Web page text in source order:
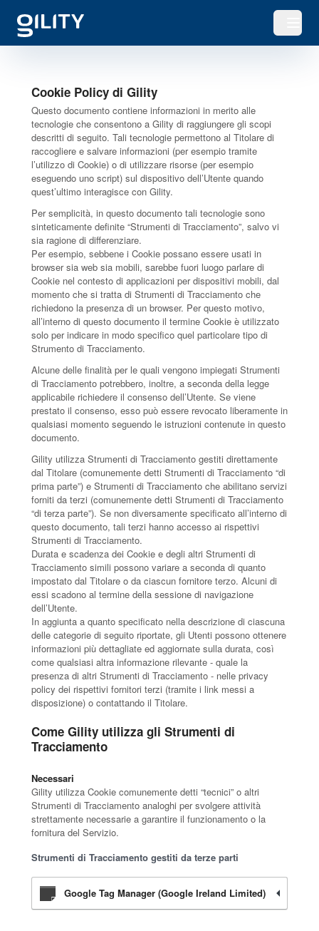
Apri
Cookie Policy di Gility
Questo documento contiene informazioni in merito alle
tecnologie che consentono a Gility di raggiungere gli scopi
descritti di seguito. Tali tecnologie permettono al Titolare di
raccogliere e salvare informazioni (per esempio tramite
l’utilizzo di Cookie) o di utilizzare risorse (per esempio
eseguendo uno script) sul dispositivo dell’Utente quando
quest’ultimo interagisce con Gility.
Per semplicità, in questo documento tali tecnologie sono
sinteticamente definite “Strumenti di Tracciamento”, salvo vi
sia ragione di differenziare.
Per esempio, sebbene i Cookie possano essere usati in
browser sia web sia mobili, sarebbe fuori luogo parlare di
Cookie nel contesto di applicazioni per dispositivi mobili, dal
momento che si tratta di Strumenti di Tracciamento che
richiedono la presenza di un browser. Per questo motivo,
all’interno di questo documento il termine Cookie è utilizzato
solo per indicare in modo specifico quel particolare tipo di
Strumento di Tracciamento.
Alcune delle finalità per le quali vengono impiegati Strumenti
di Tracciamento potrebbero, inoltre, a seconda della legge
applicabile richiedere il consenso dell’Utente. Se viene
prestato il consenso, esso può essere revocato liberamente in
qualsiasi momento seguendo le istruzioni contenute in questo
documento.
Gility utilizza Strumenti di Tracciamento gestiti direttamente
dal Titolare (comunemente detti Strumenti di Tracciamento “di
prima parte”) e Strumenti di Tracciamento che abilitano servizi
forniti da terzi (comunemente detti Strumenti di Tracciamento
“di terza parte”). Se non diversamente specificato all’interno di
questo documento, tali terzi hanno accesso ai rispettivi
Strumenti di Tracciamento.
Durata e scadenza dei Cookie e degli altri Strumenti di
Tracciamento simili possono variare a seconda di quanto
impostato dal Titolare o da ciascun fornitore terzo. Alcuni di
essi scadono al termine della sessione di navigazione
dell’Utente.
In aggiunta a quanto specificato nella descrizione di ciascuna
delle categorie di seguito riportate, gli Utenti possono ottenere
informazioni più dettagliate ed aggiornate sulla durata, così
come qualsiasi altra informazione rilevante - quale la
presenza di altri Strumenti di Tracciamento - nelle privacy
policy dei rispettivi fornitori terzi (tramite i link messi a
disposizione) o contattando il Titolare.
Come Gility utilizza gli Strumenti di
Tracciamento
Necessari
Gility utilizza Cookie comunemente detti “tecnici” o altri
Strumenti di Tracciamento analoghi per svolgere attività
strettamente necessarie a garantire il funzionamento o la
fornitura del Servizio.
Strumenti di Tracciamento gestiti da terze parti
Google Tag Manager (Google Ireland Limited)